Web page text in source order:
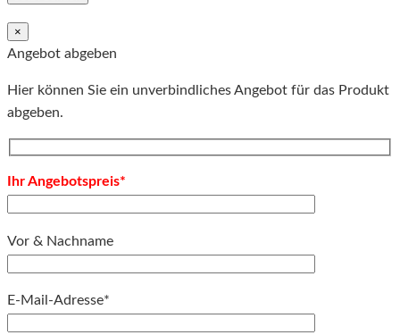
×
Angebot abgeben
Hier können Sie ein unverbindliches Angebot für das Produkt
abgeben.
Ihr Angebotspreis*
Vor & Nachname
E-Mail-Adresse*